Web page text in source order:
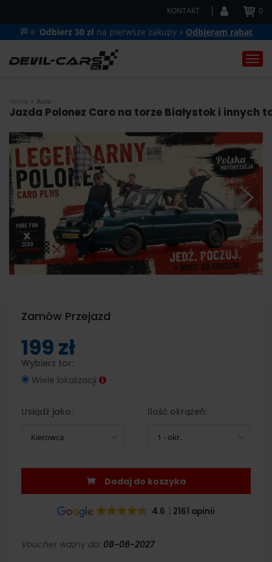
KONTAKT 0
🏁🔆 Odbierz 30 zł na pierwsze zakupy » Odbieram rabat
Home Auto
Jazda Polonez Caro na torze Białystok i innych
Zamów Przejazd
199 zł
Wybierz tor:
Wiele lokalizacji
Usiądź jako:
Kierowca
Ilość okrążeń:
1 - okr.
Dodaj do koszyka
4.6 2161 opinii
Voucher ważny do: 08-08-2027